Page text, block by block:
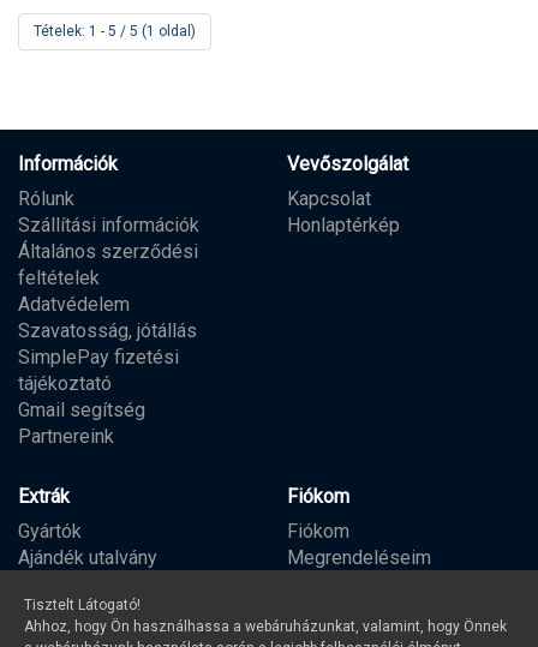
Tételek: 1 - 5 / 5 (1 oldal)
Információk
Rólunk
Szállítási információk
Általános szerződési
feltételek
Adatvédelem
Szavatosság, jótállás
SimplePay fizetési
tájékoztató
Gmail segítség
Partnereink
Vevőszolgálat
Kapcsolat
Honlaptérkép
Extrák
Gyártók
Ajándék utalvány
Fiókom
Fiókom
Megrendeléseim
Tisztelt Látogató!
Ahhoz, hogy Ön használhassa a webáruházunkat, valamint, hogy Önnek